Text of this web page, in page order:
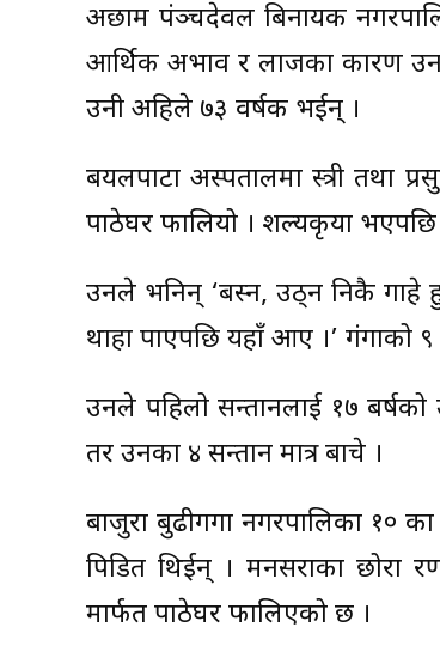
अछाम पंञ्चदेवल बिनायक
आर्थिक अभाव र लाजका कारण
उनी अहिले ७३ वर्षकी भईन् ।
बयलपाटा अस्पतालमा स्त्री तथा
पाठेघर फालियो । शल्यकृया
उनले भनिन् ‘बस्न, उठ्न निकै गाहे
थाहा पाएपछि यहाँ आए ।’ गंगाको
उनले पहिलो सन्तानलाई १७
तर उनका ४ सन्तान मात्र बाचे ।
बाजुरा बुढीगगा नगरपालिका १०
पिडित थिईन् । मनसराका छोरा
मार्फत पाठेघर फालिएको छ ।